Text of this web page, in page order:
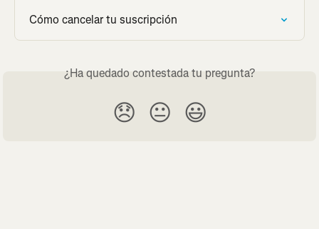
Cómo cancelar tu suscripción
¿Ha quedado contestada tu pregunta?
😞 😐 😃